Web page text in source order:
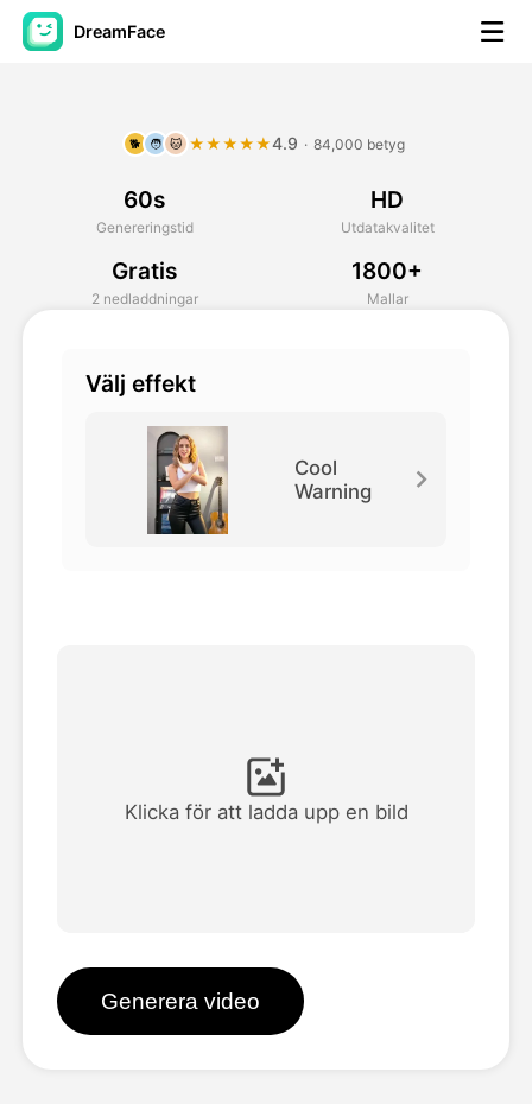
DreamFace
Avatar Video
AI-video
Foto:
Visa alla mallar
Blogg
🐕 🧑 🐱 ★★★★★4.9 · 84,000 betyg
60s
Genereringstid
HD
Utdatakvalitet
Gratis
2 nedladdningar
1800+
Mallar
Välj effekt
Cool
Warning
Klicka för att ladda upp en bild
Generera video